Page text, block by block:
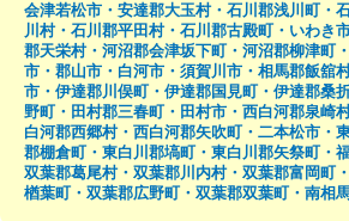
会津若松市・安達郡大玉村・石川郡浅川町・
川村・石川郡平田村・石川郡古殿町・いわき
郡天栄村・河沼郡会津坂下町・河沼郡柳津町
市・郡山市・白河市・須賀川市・相馬郡飯舘
市・伊達郡川俣町・伊達郡国見町・伊達郡桑
野町・田村郡三春町・田村市・西白河郡泉崎
白河郡西郷村・西白河郡矢吹町・二本松市・
郡棚倉町・東白川郡塙町・東白川郡矢祭町・
双葉郡葛尾村・双葉郡川内村・双葉郡富岡町
楢葉町・双葉郡広野町・双葉郡双葉町・南相